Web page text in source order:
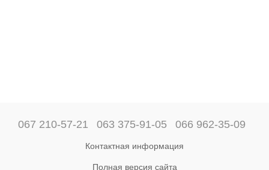
067 210-57-21 063 375-91-05 066 962-35-09
Контактная информация
Полная версия сайта